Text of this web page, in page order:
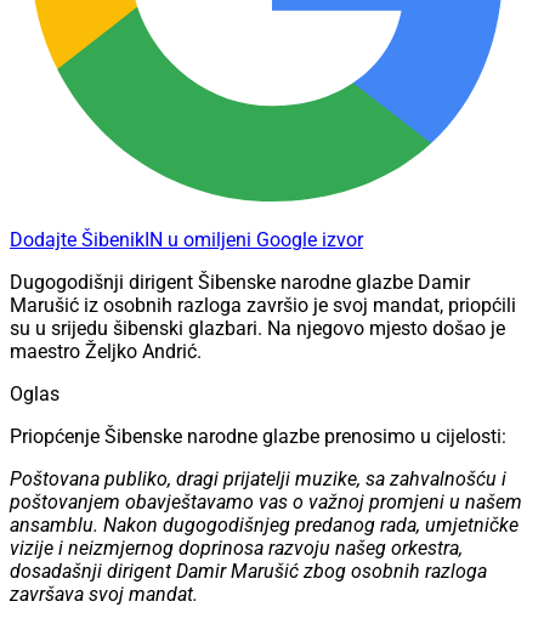
Dodajte ŠibenikIN u omiljeni Google izvor
Dugogodišnji dirigent Šibenske narodne glazbe Damir
Marušić iz osobnih razloga završio je svoj mandat, priopćili
su u srijedu šibenski glazbari. Na njegovo mjesto došao je
maestro Željko Andrić.
Oglas
Priopćenje Šibenske narodne glazbe prenosimo u cijelosti:
Poštovana publiko, dragi prijatelji muzike, sa zahvalnošću i
poštovanjem obavještavamo vas o važnoj promjeni u našem
ansamblu. Nakon dugogodišnjeg predanog rada, umjetničke
vizije i neizmjernog doprinosa razvoju našeg orkestra,
dosadašnji dirigent Damir Marušić zbog osobnih razloga
završava svoj mandat.